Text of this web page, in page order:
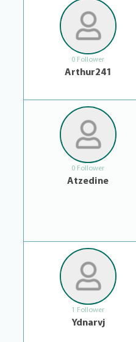
0 Follower
Arthur241
0 Follower
Atzedine
1 Follower
Ydnarvj